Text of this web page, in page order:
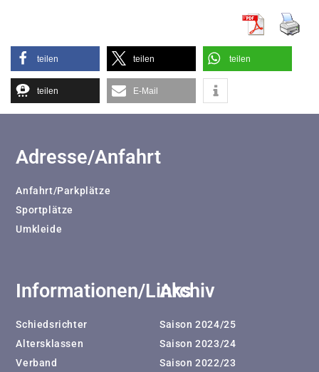
teilen teilen teilen
teilen E-Mail
Adresse/Anfahrt
Anfahrt/Parkplätze
Sportplätze
Umkleide
Informationen/Links
Schiedsrichter
Altersklassen
Verband
Archiv
Saison 2024/25
Saison 2023/24
Saison 2022/23